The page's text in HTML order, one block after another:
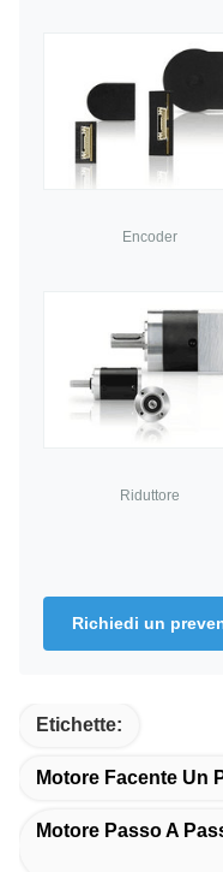
Encoder
Riduttore
Richiedi un
Etichette:
Motore Facente Un
Motore Passo A